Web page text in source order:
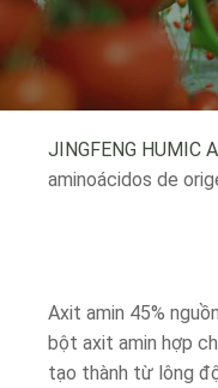
JINGFENG HUMIC
aminoácidos de
Axit amin 45%
bột axit amin hợp
tạo thành từ lông